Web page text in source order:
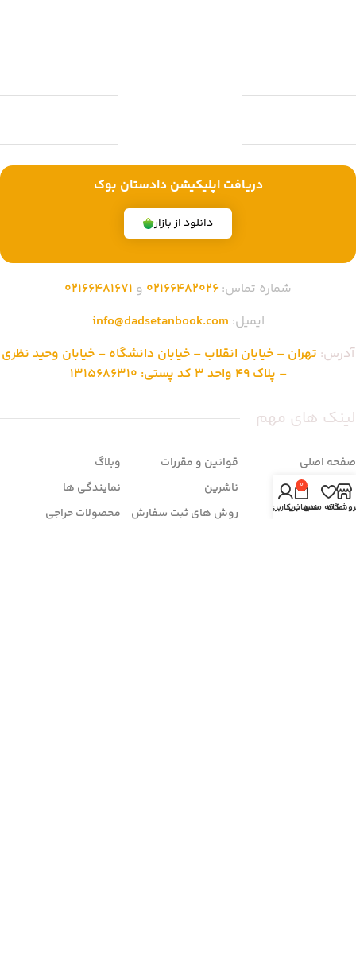
دریافت اپلیکیشن دادستان بوک
دانلود از بازار
شماره تماس: 02166482026 و 02166481671
ایمیل: info@dadsetanbook.com
آدرس: تهران – خیابان انقلاب – خیابان دانشگاه – خیابان وحید نظری
– پلاک 49 واحد 3 کد پستی: 1315686310
لینک های مهم
صفحه اصلی
فروشگاه
تماس با ما
قوانین و مقررات
ناشرین
روش های ثبت سفارش
وبلاگ
نمایندگی ها
محصولات حراجی
علاقه مندی
0
سبد خرید
حساب کاربری من